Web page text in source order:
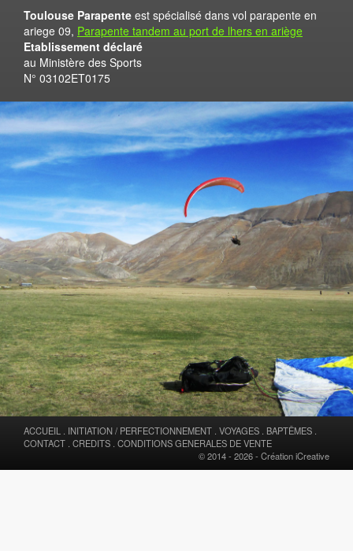
Toulouse Parapente est spécialisé dans vol parapente en
ariege 09, Parapente tandem au port de lhers en ariège
Etablissement déclaré
au Ministère des Sports
N° 03102ET0175
ACCUEIL INITIATION / PERFECTIONNEMENT VOYAGES BAPTÊMES
CONTACT CREDITS CONDITIONS GENERALES DE VENTE
© 2014 - 2026 - Création iCreative